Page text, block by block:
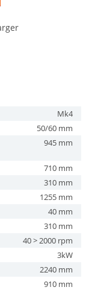
Mk4
50/60 mm
945 mm
710 mm
310 mm
1255 mm
40 mm
310 mm
40 > 2000 rpm
3kW
2240 mm
910 mm